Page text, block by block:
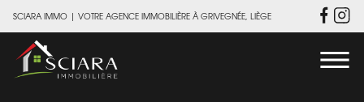
SCIARA IMMO | VOTRE AGENCE IMMOBILIÈRE À GRIVEGNÉE, LIÈGE